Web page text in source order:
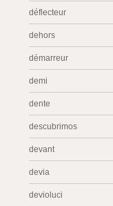
déflecteur
dehors
démarreur
demi
dente
descubrimos
devant
devia
devioluci